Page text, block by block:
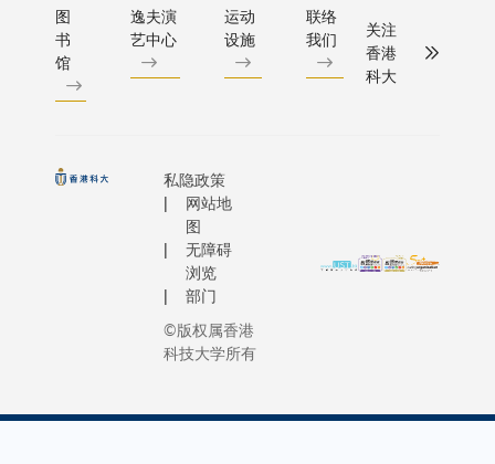
图
书
馆
逸夫演
艺中心
运动
设施
联络
我们
关注
香港
科大
私隐政策
网站地
图
无障碍
浏览
部门
©版权属香港
科技大学所有